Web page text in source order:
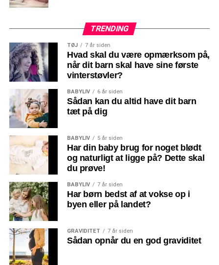
TRENDING
TØJ 7 år siden
Hvad skal du være opmærksom på,
når dit barn skal have sine første
vinterstøvler?
BABYLIV 6 år siden
Sådan kan du altid have dit barn
tæt på dig
BABYLIV 5 år siden
Har din baby brug for noget blødt
og naturligt at ligge på? Dette skal
du prøve!
BABYLIV 7 år siden
Har børn bedst af at vokse op i
byen eller på landet?
GRAVIDITET 7 år siden
Sådan opnår du en god graviditet